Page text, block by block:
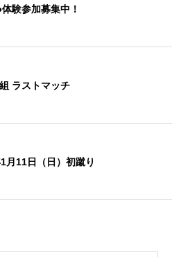
験参加募集中！
ラストマッチ
月11日（日）初蹴り